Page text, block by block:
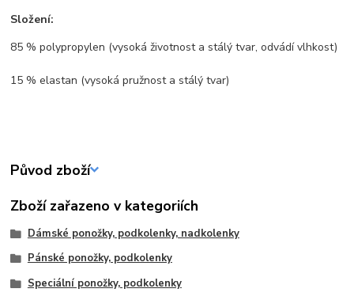
Složení:
85 % polypropylen (vysoká životnost a stálý tvar, odvádí vlhkost)
15 % elastan (vysoká pružnost a stálý tvar)
Původ zboží
Zboží zařazeno v kategoriích
Dámské ponožky, podkolenky, nadkolenky
Pánské ponožky, podkolenky
Speciální ponožky, podkolenky